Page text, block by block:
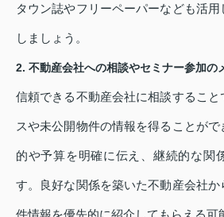
タウン誌やフリーペーパーなども活
しましょう。
2. 不動産会社への相談やセミナー参加の
信頼できる不動産会社に相談すること
スや未公開物件の情報を得ることがで
的や予算を明確に伝え、継続的な関
す。良好な関係を築いた不動産会社
件情報を優先的に紹介してもらえる可